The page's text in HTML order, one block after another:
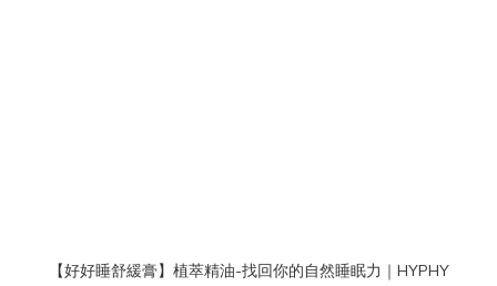
【好好睡舒緩膏】植萃精油-找回你的自然睡眠力｜HYPHY